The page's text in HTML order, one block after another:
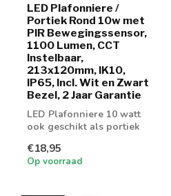
LED Plafonniere /
Portiek Rond 10w met
PIR Bewegingssensor,
1100 Lumen, CCT
Instelbaar,
213x120mm, IK10,
IP65, Incl. Wit en Zwart
Bezel, 2 Jaar Garantie
LED Plafonniere 10 watt
ook geschikt als portiek
bewe...
€18,95
Op voorraad